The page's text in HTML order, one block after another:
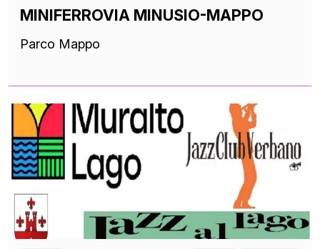
MINIFERROVIA MINUSIO-MAPPO
Parco Mappo